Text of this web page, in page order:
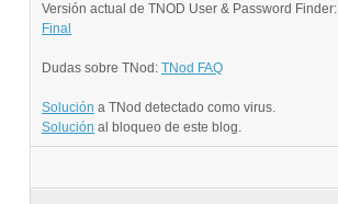
Versión actual de TNOD User & Password Finder:
Final
Dudas sobre TNod: TNod FAQ
Solución a TNod detectado como virus.
Solución al bloqueo de este blog.